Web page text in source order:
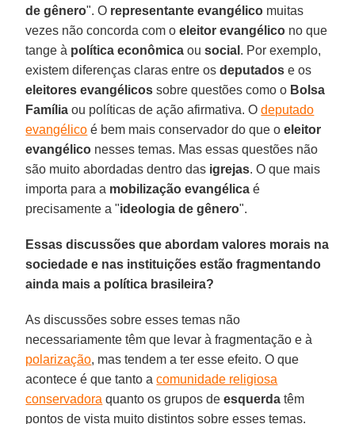
de gênero". O representante evangélico muitas
vezes não concorda com oeleitor evangélico no que
tange à política econômicaou social . Por exemplo,
existem diferenças claras entre osdeputadose os
eleitores evangélicos sobre questões como o Bolsa
Família ou políticas de ação afirmativa. Odeputado
evangélico é bem mais conservador do que oeleitor
evangélico nesses temas. Mas essas questões não
são muito abordadas dentro das igrejas. O que mais
importa para a mobilização evangélica é
precisamente a "ideologia de gênero".
Essas discussões que abordam valores morais na
sociedade e nas instituições estão fragmentando
ainda mais a política brasileira?
As discussões sobre esses temas não
necessariamente têm que levar à fragmentação e à
polarização, mas tendem a ter esse efeito. O que
acontece é que tanto acomunidade religiosa
conservadora quanto os grupos deesquerda têm
pontos de vista muito distintos sobre esses temas.